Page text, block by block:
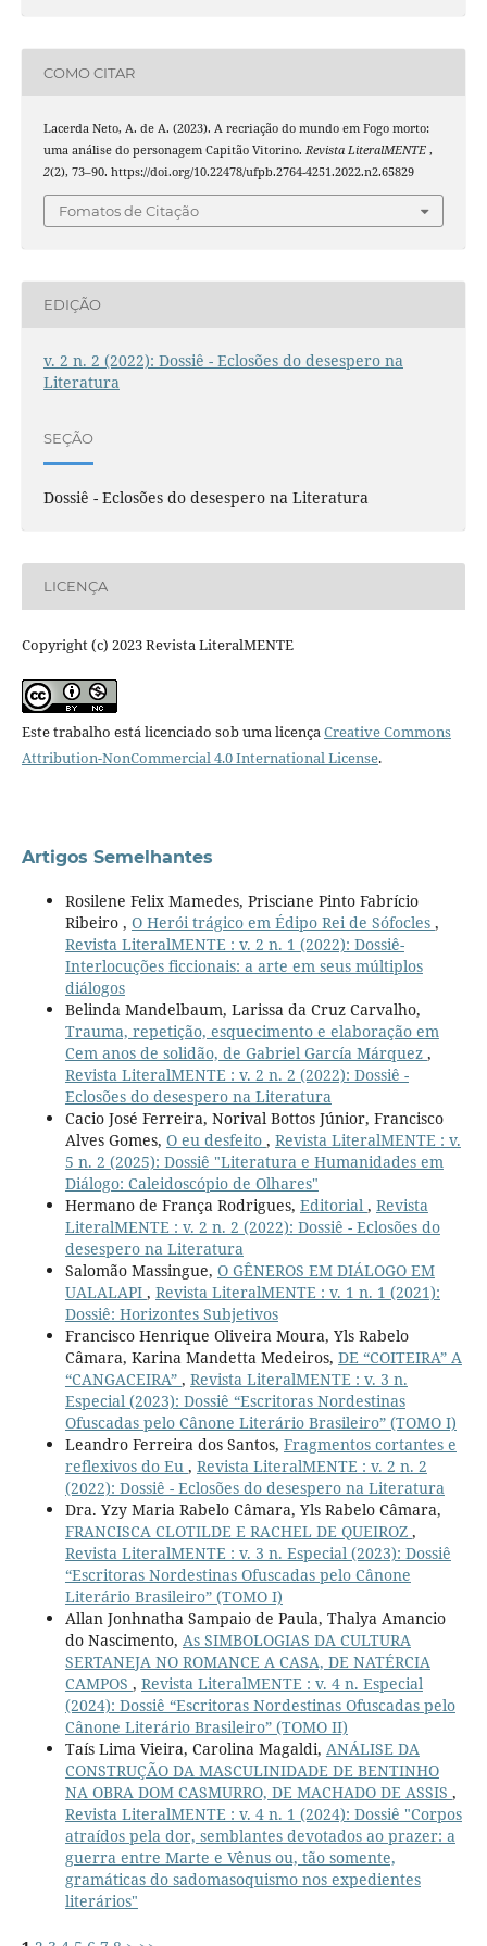
COMO CITAR
Lacerda Neto, A. de A. (2023). A recriação do mundo em Fogo morto:
uma análise do personagem Capitão Vitorino. Revista LiteralMENTE ,
2(2), 73–90. https://doi.org/10.22478/ufpb.2764-4251.2022.n2.65829
Fomatos de Citação
EDIÇÃO
v. 2 n. 2 (2022): Dossiê - Eclosões do desespero na
Literatura
SEÇÃO
Dossiê - Eclosões do desespero na Literatura
LICENÇA
Copyright (c) 2023 Revista LiteralMENTE
Este trabalho está licenciado sob uma licençaCreative Commons
Attribution-NonCommercial 4.0 International License.
Artigos Semelhantes
Rosilene Felix Mamedes, Prisciane Pinto Fabrício
Ribeiro , O Herói trágico em Édipo Rei de Sófocles ,
Revista LiteralMENTE : v. 2 n. 1 (2022): Dossiê-
Interlocuções ficcionais: a arte em seus múltiplos
diálogos
Belinda Mandelbaum, Larissa da Cruz Carvalho,
Trauma, repetição, esquecimento e elaboração em
Cem anos de solidão, de Gabriel García Márquez ,
Revista LiteralMENTE : v. 2 n. 2 (2022): Dossiê -
Eclosões do desespero na Literatura
Cacio José Ferreira, Norival Bottos Júnior, Francisco
Alves Gomes, O eu desfeito , Revista LiteralMENTE : v.
5 n. 2 (2025): Dossiê "Literatura e Humanidades em
Diálogo: Caleidoscópio de Olhares"
Hermano de França Rodrigues, Editorial , Revista
LiteralMENTE : v. 2 n. 2 (2022): Dossiê - Eclosões do
desespero na Literatura
Salomão Massingue, O GÊNEROS EM DIÁLOGO EM
UALALAPI , Revista LiteralMENTE : v. 1 n. 1 (2021):
Dossiê: Horizontes Subjetivos
Francisco Henrique Oliveira Moura, Yls Rabelo
Câmara, Karina Mandetta Medeiros, DE “COITEIRA” A
“CANGACEIRA” , Revista LiteralMENTE : v. 3 n.
Especial (2023): Dossiê “Escritoras Nordestinas
Ofuscadas pelo Cânone Literário Brasileiro” (TOMO I)
Leandro Ferreira dos Santos, Fragmentos cortantes e
reflexivos do Eu , Revista LiteralMENTE : v. 2 n. 2
(2022): Dossiê - Eclosões do desespero na Literatura
Dra. Yzy Maria Rabelo Câmara, Yls Rabelo Câmara,
FRANCISCA CLOTILDE E RACHEL DE QUEIROZ ,
Revista LiteralMENTE : v. 3 n. Especial (2023): Dossiê
“Escritoras Nordestinas Ofuscadas pelo Cânone
Literário Brasileiro” (TOMO I)
Allan Jonhnatha Sampaio de Paula, Thalya Amancio
do Nascimento, As SIMBOLOGIAS DA CULTURA
SERTANEJA NO ROMANCE A CASA, DE NATÉRCIA
CAMPOS , Revista LiteralMENTE : v. 4 n. Especial
(2024): Dossiê “Escritoras Nordestinas Ofuscadas pelo
Cânone Literário Brasileiro” (TOMO II)
Taís Lima Vieira, Carolina Magaldi, ANÁLISE DA
CONSTRUÇÃO DA MASCULINIDADE DE BENTINHO
NA OBRA DOM CASMURRO, DE MACHADO DE ASSIS ,
Revista LiteralMENTE : v. 4 n. 1 (2024): Dossiê "Corpos
atraídos pela dor, semblantes devotados ao prazer: a
guerra entre Marte e Vênus ou, tão somente,
gramáticas do sadomasoquismo nos expedientes
literários"